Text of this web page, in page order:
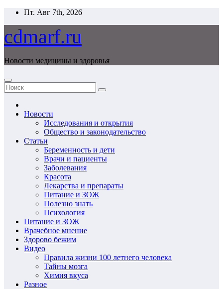
Перейти
содержимому
Пт. Авг 7th, 2026
cdmarf.ru
Новости медицины и здоровья
Новости
Исследования и открытия
Общество и законодательство
Статьи
Беременность и дети
Врачи и пациенты
Заболевания
Красота
Лекарства и препараты
Питание и ЗОЖ
Полезно знать
Психология
Питание и ЗОЖ
Врачебное мнение
Здорово бежим
Видео
Правила жизни 100 летнего человека
Тайны мозга
Химия вкуса
Разное